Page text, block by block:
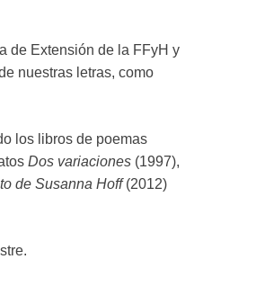
de Extensión de la FFyH y
nuestras letras, como
los libros de poemas
Dos variaciones (1997),
de Susanna Hoff(2012)